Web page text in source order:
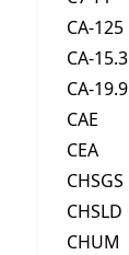
CA-125
CA-15.3
CA-19.9
CAE
CEA
CHSGS
CHSLD
CHUM